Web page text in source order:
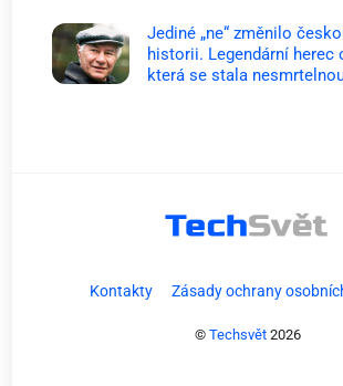
Jediné „ne“ změnilo
historii. Legendární herec
která se stala
Kontakty Zásady ochrany
© Techsvět 2026